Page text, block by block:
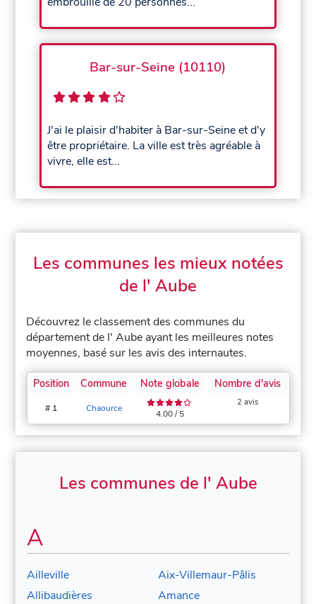
Bar-sur-Seine (10110)
J'ai le plaisir d'habiter à Bar-sur-Seine et d'y
être propriétaire. La ville est très agréable à
vivre, elle est...
Les communes les mieux notées
de l' Aube
Découvrez le classement des communes du
département de l' Aube ayant les meilleures notes
moyennes, basé sur les avis des internautes.
Position Commune Note globale Nombre d'avis
# 1 Chaource 4.00 / 5
2 avis
Les communes de l' Aube
A
Ailleville
Aix-Villemaur-Pâlis
Allibaudières
Amance